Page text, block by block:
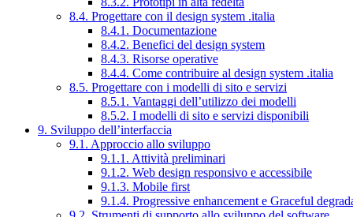
8.4. Progettare con il design system .italia
8.4.1. Documentazione
8.4.2. Benefici del design system
8.4.3. Risorse operative
8.4.4. Come contribuire al design system .italia
8.5. Progettare con i modelli di sito e servizi
8.5.1. Vantaggi dell’utilizzo dei modelli
8.5.2. I modelli di sito e servizi disponibili
9. Sviluppo dell’interfaccia
9.1. Approccio allo sviluppo
9.1.1. Attività preliminari
9.1.2. Web design responsivo e accessibile
9.1.3. Mobile first
9.1.4. Progressive enhancement e Graceful